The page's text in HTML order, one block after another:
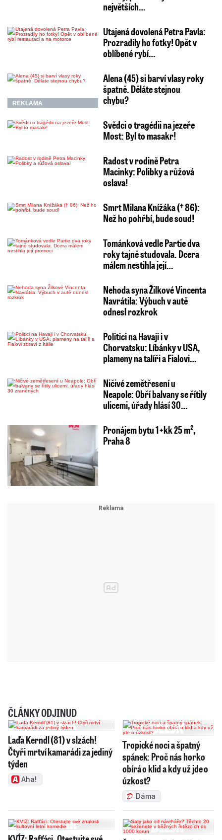
největších…
Utajená dovolená Petra Pavla:
Prozradily ho fotky! Opět v
oblíbené rybí…
REKLAMA
Alena (45) si barví vlasy roky
špatně. Děláte stejnou
chybu?
Svědci o tragédii na jezeře
Most: Byl to masakr!
Radost v rodině Petra
Macinky: Polibky a růžová
oslava!
Smrt Milana Knížáka († 86):
Než ho pohřbí, bude soud!
Tománková vedle Partie dva
roky tajně studovala. Dcera
málem nestihla její…
Nehoda syna Žilkové Vincenta
Navrátila: Výbuch v autě
odnesl rozkrok
Politici na Havaji i v
Chorvatsku: Líbánky v USA,
plameny na talíři a Fialovi…
Ničivé zemětřesení u
Neapole: Obří balvany se řítily
ulicemi, úřady hlásí 30…
Pronájem bytu 1+kk 25 m²,
Praha 8
ČLÁNKY ODJINUD
Laďa Kerndl (81) v slzách!
Čtyři mrtví kamarádi za jediný
týden
Aha!
Tropické noci a špatný
spánek: Proč nás horko
obírá o klid a kdy už jde o
úzkost?
Dáma